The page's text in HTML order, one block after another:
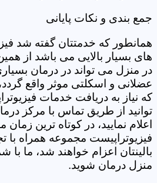
جمع بندی و نکات پایانی
همانطور که خدمتتان گفته شد
های بسیار بالایی می باشد از
در منزل می تواند در درمان
عضلانی و اسکلتی موثر واقع
که نیاز به دریافت خدمات
توانید از طریق تماس با مرکز
اعلام نمایید، در کوتاه ترین
فیزیوتراپیست مجموعه همراه با
بالینتان اعزام خواهند شد، ما با
منزل درمان شوید.